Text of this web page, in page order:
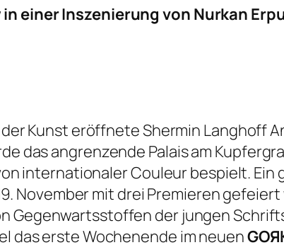
einer Inszenierung von Nurkan
Kunst eröffnete Shermin Langhoff
das angrenzende Palais am
internationaler Couleur bespielt.
November mit drei Premieren
Gegenwartsstoffen der jungen
das erste Wochenende im neuen